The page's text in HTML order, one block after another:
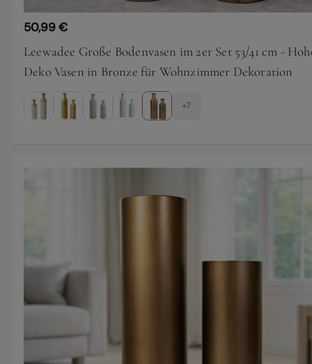
50,99 €
Leewadee Große Bodenvasen im 2er Set 53/41 cm -
Deko Vasen in Bronze für Wohnzimmer Dekoration
+7